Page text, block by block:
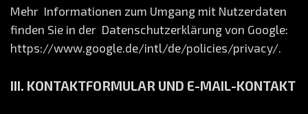
Mehr Informationen zum Umgang mit Nutzerdaten
finden Sie in der Datenschutzerklärung von Google:
https://www.google.de/intl/de/policies/privacy/.
III. KONTAKTFORMULAR UND E-MAIL-KONTAKT